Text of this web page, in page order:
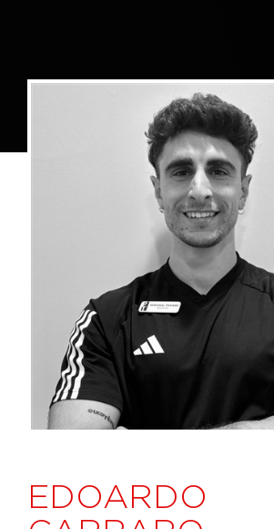
EDOARDO